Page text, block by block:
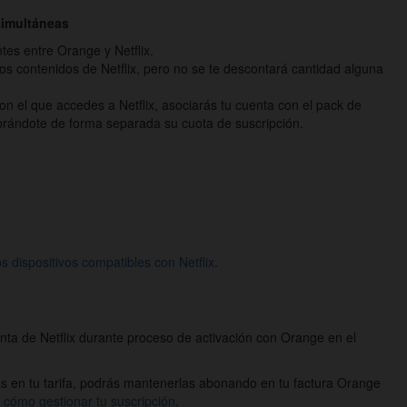
entre Orange y Netflix.
contenidos de Netflix, pero no se te descontará cantidad alguna
el que accedes a Netflix, asociarás tu cuenta con el pack de
de forma separada su cuota de suscripción.
dispositivos compatibles con Netflix
de Netflix durante proceso de activación con Orange en el
en tu tarifa, podrás mantenerlas abonando en tu factura Orange
gestionar tu suscripción